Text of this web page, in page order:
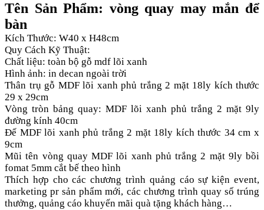
Tên Sản Phẩm: vòng quay may mắn để
bàn
Kích Thước: W40 x H48cm
Quy Cách Kỹ Thuật:
Chất liệu: toàn bộ gỗ mdf lõi xanh
Hình ảnh: in decan ngoài trời
Thân trụ gỗ MDF lõi xanh phủ trắng 2 mặt 18ly kích thước
29 x 29cm
Vòng tròn bảng quay: MDF lõi xanh phủ trắng 2 mặt 9ly
đường kính 40cm
Đế MDF lõi xanh phủ trắng 2 mặt 18ly kích thước 34 cm x
9cm
Mũi tên vòng quay MDF lõi xanh phủ trắng 2 mặt 9ly bồi
fomat 5mm cắt bế theo hình
Thích hợp cho các chương trình quảng cáo sự kiện event,
marketing pr sản phẩm mới, các chương trình quay số trúng
thưởng, quảng cáo khuyến mãi quà tặng khách hàng…